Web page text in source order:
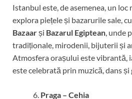
Istanbul este, de asemenea, un
explora piețele și bazarurile sale,
Bazaarși Bazarul Egiptean, unde
tradiționale, mirodenii, bijuterii și
Atmosfera orașului este vibrantă,
este celebrată prin muzică, dans
Praga – Cehia